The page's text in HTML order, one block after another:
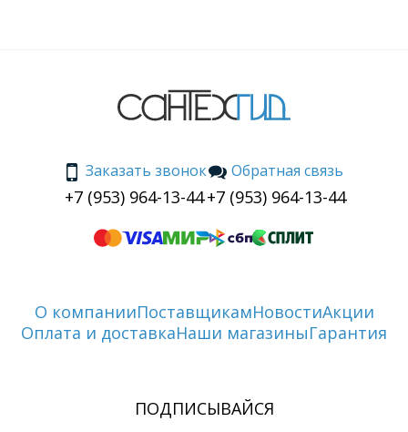
Заказать звонок
+7 (953) 964-13-44
Обратная связь
+7 (953) 964-13-44
О компанииПоставщикамНовостиАкции
Оплата и доставкаНаши магазиныГарантия
ПОДПИСЫВАЙСЯ